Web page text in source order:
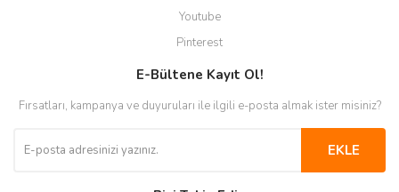
Youtube
Pinterest
E-Bültene Kayıt Ol!
Fırsatları, kampanya ve duyuruları ile ilgili e-posta almak ister misiniz?
EKLE